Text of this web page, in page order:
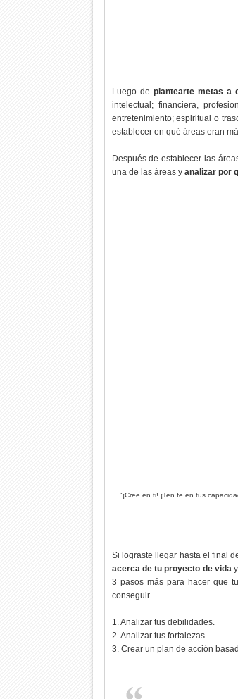
Luego de plantearte metas a
intelectual; financiera,
entretenimiento; espiritual o
establecer en qué áreas eran
Después de establecer las
una de las áreas y analizar por
"¡Cree en ti! ¡Ten fe en tus
Si lograste llegar hasta el final
acerca de tu proyecto de vida
3 pasos más para hacer que
conseguir.
1. Analizar tus debilidades.
2. Analizar tus fortalezas.
3. Crear un plan de acción